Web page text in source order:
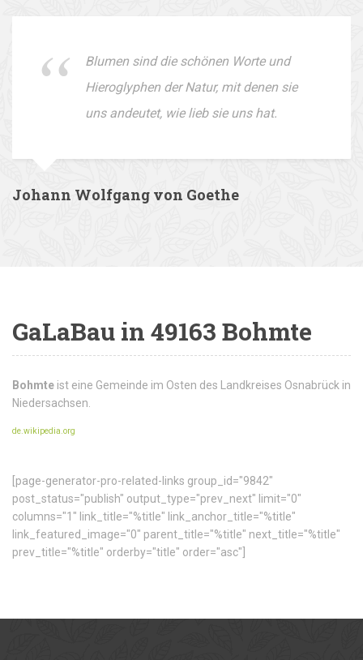
Blumen sind die schönen Worte und
Hieroglyphen der Natur, mit denen sie
uns andeutet, wie lieb sie uns hat.
Johann Wolfgang von Goethe
GaLaBau in 49163 Bohmte
Bohmte ist eine Gemeinde im Osten des Landkreises Osnabrück in
Niedersachsen.
de.wikipedia.org
[page-generator-pro-related-links group_id="9842"
post_status="publish" output_type="prev_next" limit="0"
columns="1" link_title="%title" link_anchor_title="%title"
link_featured_image="0" parent_title="%title" next_title="%title"
prev_title="%title" orderby="title" order="asc"]